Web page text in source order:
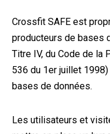
Crossfit SAFE est
producteurs de bases
Titre IV, du Code de la
536 du 1er juillet
bases de données.
Les utilisateurs et